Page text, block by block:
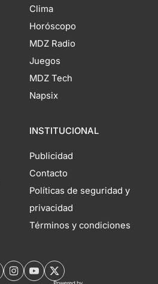
Clima
Horóscopo
MDZ Radio
Juegos
MDZ Tech
Napsix
INSTITUCIONAL
Publicidad
Contacto
Políticas de seguridad y
privacidad
Términos y condiciones